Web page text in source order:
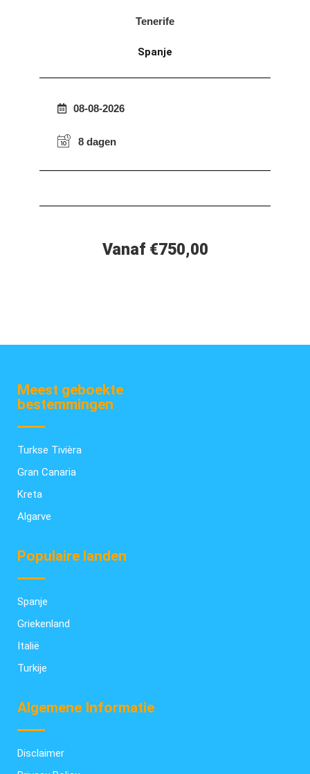
Tenerife
Spanje
08-08-2026
8 dagen
Vanaf €750,00
Meest geboekte
bestemmingen
Turkse Tivièra
Gran Canaria
Kreta
Algarve
Populaire landen
Spanje
Griekenland
Italië
Turkije
Algemene Informatie
Disclaimer